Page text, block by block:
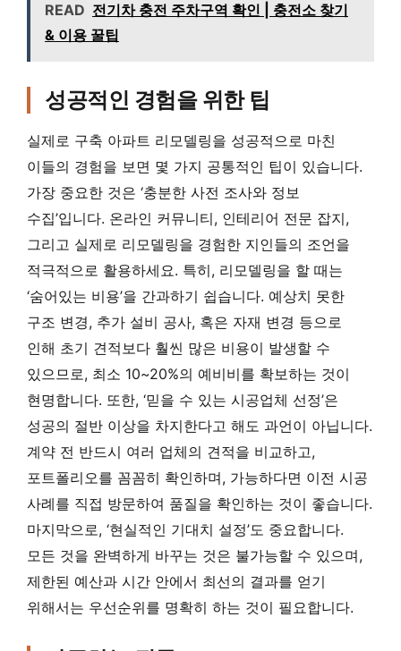
READ 전기차 충전 주차구역 확인 | 충전소 찾기
& 이용 꿀팁
성공적인 경험을 위한 팁
실제로 구축 아파트 리모델링을 성공적으로 마친
이들의 경험을 보면 몇 가지 공통적인 팁이 있습니다.
가장 중요한 것은 ‘충분한 사전 조사와 정보
수집’입니다. 온라인 커뮤니티, 인테리어 전문 잡지,
그리고 실제로 리모델링을 경험한 지인들의 조언을
적극적으로 활용하세요. 특히, 리모델링을 할 때는
‘숨어있는 비용’을 간과하기 쉽습니다. 예상치 못한
구조 변경, 추가 설비 공사, 혹은 자재 변경 등으로
인해 초기 견적보다 훨씬 많은 비용이 발생할 수
있으므로, 최소 10~20%의 예비비를 확보하는 것이
현명합니다. 또한, ‘믿을 수 있는 시공업체 선정’은
성공의 절반 이상을 차지한다고 해도 과언이 아닙니다.
계약 전 반드시 여러 업체의 견적을 비교하고,
포트폴리오를 꼼꼼히 확인하며, 가능하다면 이전 시공
사례를 직접 방문하여 품질을 확인하는 것이 좋습니다.
마지막으로, ‘현실적인 기대치 설정’도 중요합니다.
모든 것을 완벽하게 바꾸는 것은 불가능할 수 있으며,
제한된 예산과 시간 안에서 최선의 결과를 얻기
위해서는 우선순위를 명확히 하는 것이 필요합니다.